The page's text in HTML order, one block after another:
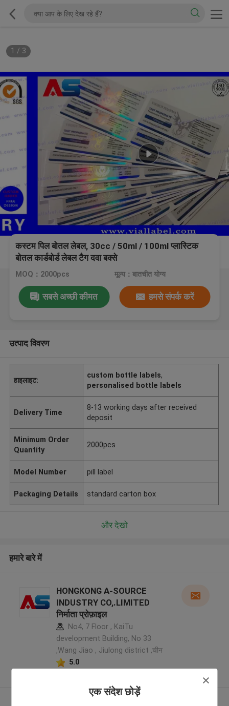
एक संदेश छोड़ें
1 / 3
कस्टम पिल बोतल लेबल, 30cc / 50ml / 100ml प्लास्टिक
बोतल कार्डबोर्ड लेबल टैग दवा बक्से
MOQ：2000pcs मूल्य：बातचीत योग्य
सबसे अच्छी कीमत हमसे संपर्क करें
उत्पाद विवरण
हाइलाइट:
custom bottle labels,
personalised bottle labels
Delivery Time
8-13 working days after received
deposit
Minimum Order
Quantity
2000pcs
Model Number pill label
Packaging Details standard carton box
और देखो
हमारे बारे में
HONGKONG A-SOURCE
INDUSTRY CO,.LIMITED
निर्माता प्रोफ़ाइल
No4, 7 Floor , KaiTu
development Building, No 33
,Wang Jiao , Jiulong district ,चीन
5.0